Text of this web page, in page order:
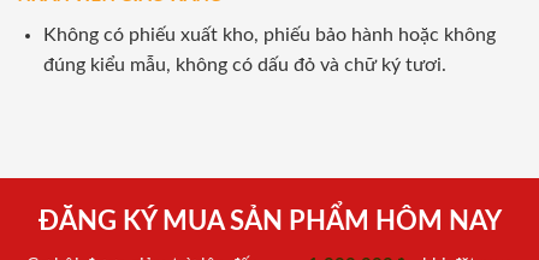
Không có phiếu xuất kho, phiếu bảo hành hoặc không
đúng kiểu mẫu, không có dấu đỏ và chữ ký tươi.
ĐĂNG KÝ MUA SẢN PHẨM HÔM NAY